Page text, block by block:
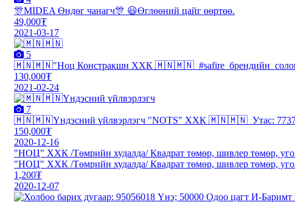
🎊MIDEA Өндөг чанагч🎊 😃Өглөөний цайг өөртөө.
49,000₮
2021-03-17
5
🇲🇳️🇲🇳️"Ноц Констракшн ХХК 🇲🇳️🇲🇳
130,000₮
2021-02-24
7
🇲🇳️🇲🇳️Үндэсний үйлвэрлэгч "NOTS" ХХК 🇲🇳️🇲🇳 ️ Утас:
150,000₮
2020-12-16
"НОЦ" ХХК /Төмрийн худалда/ Квадрат төмөр, шивлер төмөр,
"НОЦ" ХХК /Төмрийн худалда/ Квадрат төмөр, шивлер төмөр,
1,200₮
2020-12-07